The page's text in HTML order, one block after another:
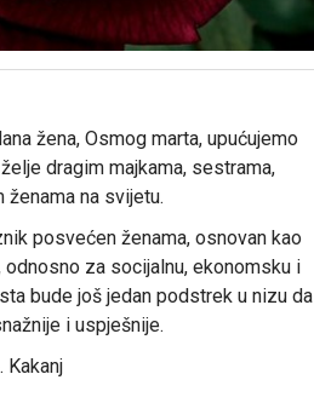
žena, Osmog marta, upućujemo
dragim majkama, sestrama,
ženama na svijetu.
posvećen ženama, osnovan kao
za socijalnu, ekonomsku i
bude još jedan podstrek u nizu da
i uspješnije.
Kakanj